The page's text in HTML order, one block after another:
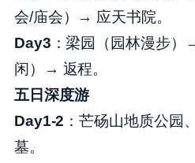
会/庙会）→ 应天书院。
Day3 ：梁园（园林漫步
闲）→ 返程。
五日深度游
Day1-2 ：芒砀山地质公园
墓。